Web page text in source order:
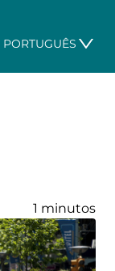
PORTUGUÊS
1 minutos